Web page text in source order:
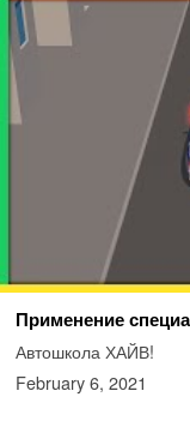
Применение
Автошкола ХАЙВ!
February 6, 2021